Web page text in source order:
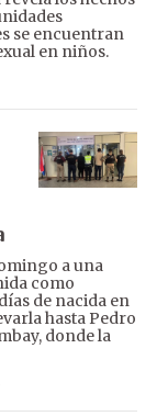
se encuentran
en niños.
a una
como
de nacida en
hasta Pedro
donde la